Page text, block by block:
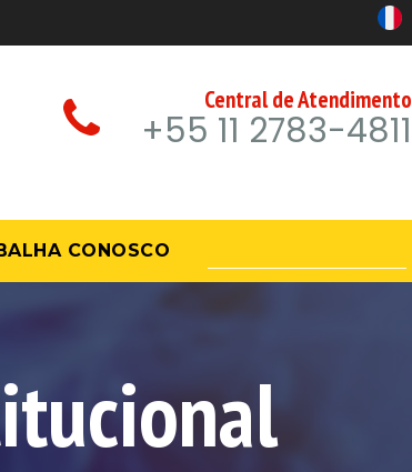
Central de Atendimento
+55 11 2783-4811
CONOSCO